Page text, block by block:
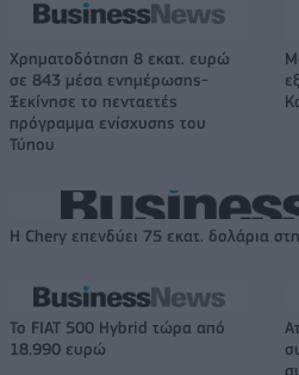
Χρηματοδότηση 8 εκατ. ευρώ
σε 843 μέσα ενημέρωσης-
Ξεκίνησε το πενταετές
πρόγραμμα ενίσχυσης του
Τύπου
Η Chery επενδύει 75 εκατ. δολάρια
Το FIAT 500 Hybrid τώρα από
18.990 ευρώ